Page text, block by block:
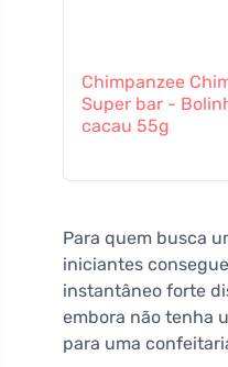
Chimpanzee
Super bar -
cacau 55g
Para quem busca
iniciantes
instantâneo forte
embora não tenha
para uma